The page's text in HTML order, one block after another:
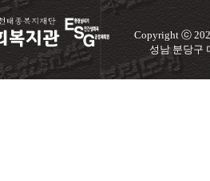
Copyright ⓒ
성남 분당구